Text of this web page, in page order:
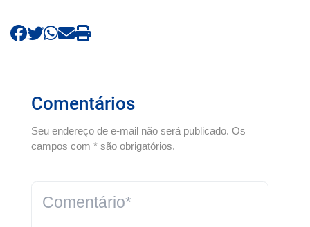
Comentários
Seu endereço de e-mail não será publicado. Os
campos com * são obrigatórios.